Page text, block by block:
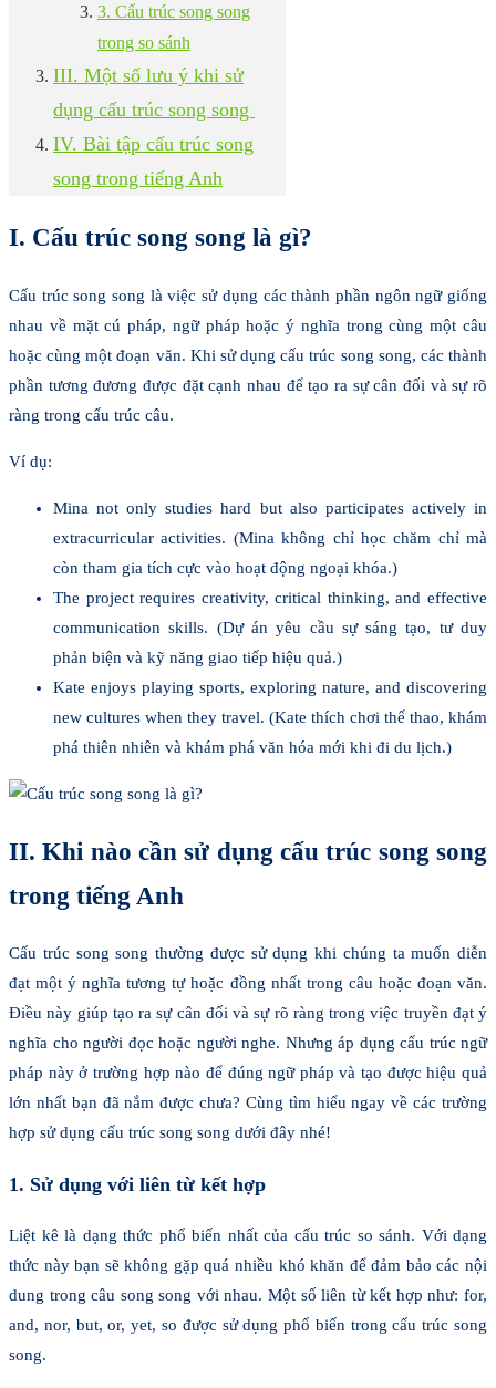
3. Cấu trúc song song
trong so sánh
III. Một số lưu ý khi sử
dụng cấu trúc song song
IV. Bài tập cấu trúc song
song trong tiếng Anh
I. Cấu trúc song song là gì?
Cấu trúc song song là việc sử dụng các thành phần ngôn ngữ giống
nhau về mặt cú pháp, ngữ pháp hoặc ý nghĩa trong cùng một câu
hoặc cùng một đoạn văn. Khi sử dụng cấu trúc song song, các thành
phần tương đương được đặt cạnh nhau để tạo ra sự cân đối và sự rõ
ràng trong cấu trúc câu.
Ví dụ:
Mina not only studies hard but also participates actively in
extracurricular activities. (Mina không chỉ học chăm chỉ mà
còn tham gia tích cực vào hoạt động ngoại khóa.)
The project requires creativity, critical thinking, and effective
communication skills. (Dự án yêu cầu sự sáng tạo, tư duy
phản biện và kỹ năng giao tiếp hiệu quả.)
Kate enjoys playing sports, exploring nature, and discovering
new cultures when they travel. (Kate thích chơi thể thao, khám
phá thiên nhiên và khám phá văn hóa mới khi đi du lịch.)
II. Khi nào cần sử dụng cấu trúc song song
trong tiếng Anh
Cấu trúc song song thường được sử dụng khi chúng ta muốn diễn
đạt một ý nghĩa tương tự hoặc đồng nhất trong câu hoặc đoạn văn.
Điều này giúp tạo ra sự cân đối và sự rõ ràng trong việc truyền đạt ý
nghĩa cho người đọc hoặc người nghe. Nhưng áp dụng cấu trúc ngữ
pháp này ở trường hợp nào để đúng ngữ pháp và tạo được hiệu quả
lớn nhất bạn đã nắm được chưa? Cùng tìm hiểu ngay về các trường
hợp sử dụng cấu trúc song song dưới đây nhé!
1. Sử dụng với liên từ kết hợp
Liệt kê là dạng thức phổ biến nhất của cấu trúc so sánh. Với dạng
thức này bạn sẽ không gặp quá nhiều khó khăn để đảm bảo các nội
dung trong câu song song với nhau. Một số liên từ kết hợp như: for,
and, nor, but, or, yet, so được sử dụng phổ biến trong cấu trúc song
song.